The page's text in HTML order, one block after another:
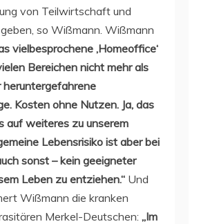
von Teilwirtschaft und
so Wißmann. Wißmann
vielbesprochene ‚Homeoffice‘
Bereichen nicht mehr als
Kosten ohne Nutzen. Ja, das
auf weiteres zu unserem
Lebensrisiko ist aber bei
sonst – kein geeigneter
Leben zu entziehen.“ Und
Wißmann die kranken
Merkel-Deutschen: „Im